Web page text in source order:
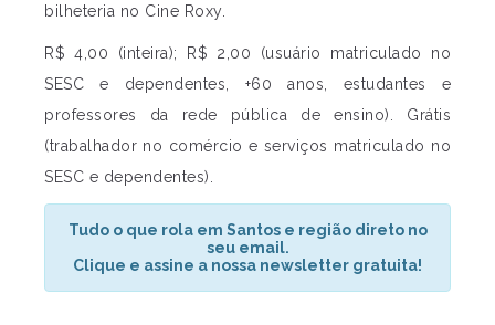
bilheteria no Cine Roxy.
R$ 4,00 (inteira); R$ 2,00 (usuário matriculado no
SESC e dependentes, +60 anos, estudantes e
professores da rede pública de ensino). Grátis
(trabalhador no comércio e serviços matriculado no
SESC e dependentes).
Tudo o que rola em Santos e região direto no
seu email.
Clique e assine a nossa newsletter gratuita!